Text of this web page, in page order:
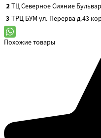
2 ТЦ Северное Сияние
3 ТРЦ БУМ ул. Перерва д.43
Похожие товары